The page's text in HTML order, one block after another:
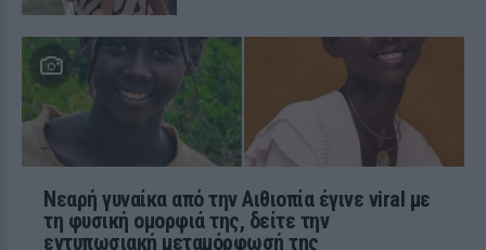
Νεαρή γυναίκα από την Αιθιοπία έγινε viral με
τη φυσική ομορφιά της, δείτε την
εντυπωσιακή μεταμόρφωσή της